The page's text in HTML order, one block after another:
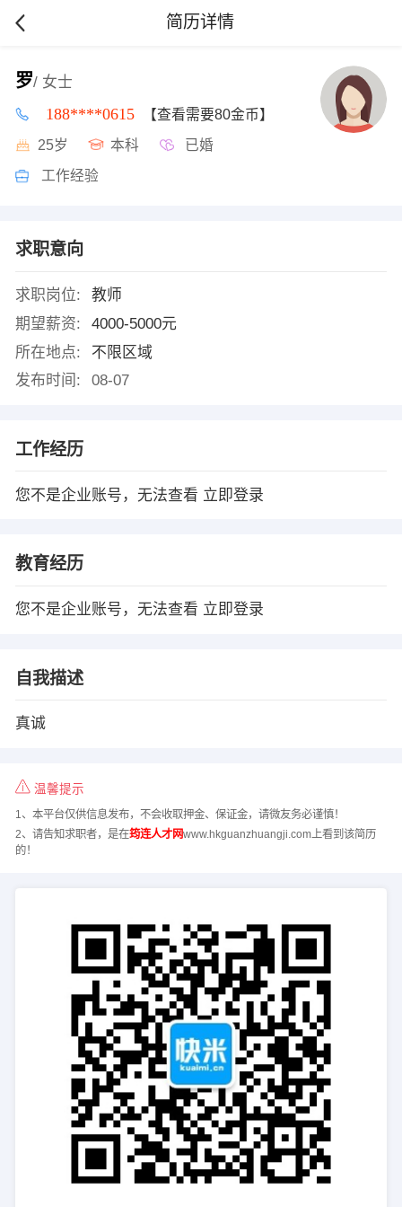
简历详情
罗/ 女士
188****0615 【查看需要80金币】
25岁 本科 已婚
工作经验
求职意向
求职岗位:
教师
期望薪资:
4000-5000元
所在地点:
不限区域
发布时间:
08-07
工作经历
您不是企业账号，无法查看 立即登录
教育经历
您不是企业账号，无法查看 立即登录
自我描述
真诚
温馨提示
1、本平台仅供信息发布，不会收取押金、保证金，请微友务必谨慎！
2、请告知求职者，是在筠连人才网www.hkguanzhuangji.com上看到该简历
的！